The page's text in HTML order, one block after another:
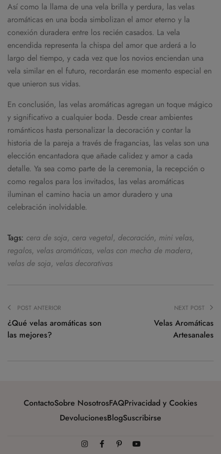
Así como la llama de una vela brilla y perdura, las velas
aromáticas en una boda simbolizan el amor eterno y la
conexión duradera entre los recién casados. La vela
encendida representa la chispa del amor que arderá a lo
largo del tiempo, y cada vez que los novios enciendan una
vela similar en el futuro, recordarán ese momento especial en
que unieron sus vidas.
En conclusión, las velas aromáticas agregan un toque mágico
y significativo a cualquier boda. Desde crear ambientes
románticos hasta personalizar la decoración y contar la
historia de la pareja a través de fragancias, las velas son una
elección encantadora que añade calidez y amor a cada
detalle. Ya sea como parte de la ceremonia, la recepción o
como regalos para los invitados, las velas aromáticas
iluminan el camino hacia un amor duradero y una
celebración inolvidable.
Tags: cera de soja, cera vegetal, decoración, mini velas,
regalos, velas aromáticas, velas con mecha de madera,
velas de soja, velas decorativas
POST ANTERIOR
¿Qué velas aromáticas son
las mejores?
NEXT POST
Velas Aromáticas
Artesanales
ContactoSobre NosotrosFAQPrivacidad y Cookies
DevolucionesBlogSuscribirse